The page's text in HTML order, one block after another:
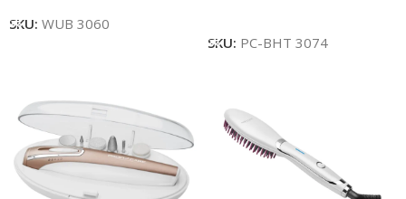
SKU: WUB 3060
SKU: PC-BHT 3074